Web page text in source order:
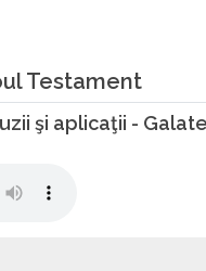
Testament
şi aplicaţii -